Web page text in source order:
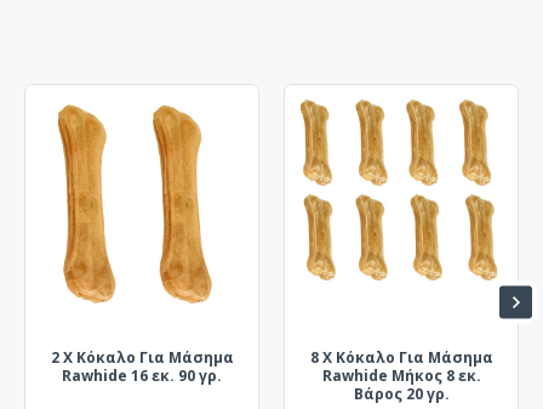
2 X Κόκαλο Για Μάσημα
Rawhide 16 εκ. 90 γρ.
8 X Κόκαλο Για Μάσημα
Rawhide Μήκος 8 εκ.
Βάρος 20 γρ.